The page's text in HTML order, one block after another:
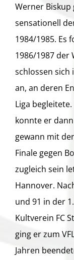
Werner
sensationell
1984/1985. Es
1986/1987 der
schlossen sich
an, an deren
Liga
konnte er
gewann mit
Finale gegen
zugleich sein
Hannover.
und 91 in der
Kultverein FC
ging er zum
Jahren